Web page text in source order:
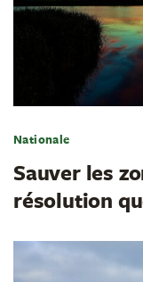
Nationale
Sauver les
résolution